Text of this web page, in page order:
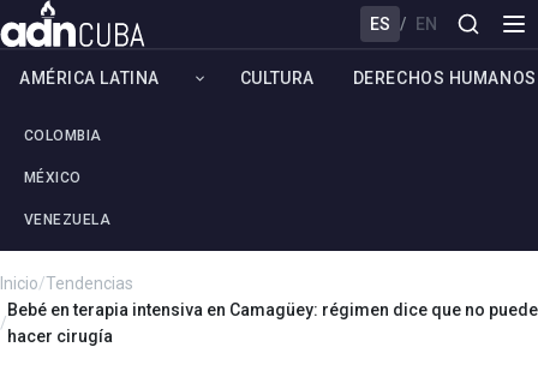
ES / EN
AMÉRICA LATINA
COLOMBIA
MÉXICO
VENEZUELA
CULTURA DERECHOS HUMANOS
Inicio/Tendencias
/
Bebé en terapia intensiva en Camagüey: régimen dice que no puede
hacer cirugía